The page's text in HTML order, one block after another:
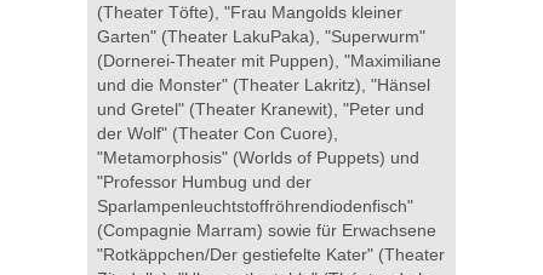
(Theater Töfte), "Frau Mangolds kleiner
Garten" (Theater LakuPaka), "Superwurm"
(Dornerei-Theater mit Puppen), "Maximiliane
und die Monster" (Theater Lakritz), "Hänsel
und Gretel" (Theater Kranewit), "Peter und
der Wolf" (Theater Con Cuore),
"Metamorphosis" (Worlds of Puppets) und
"Professor Humbug und der
Sparlampenleuchtstoffröhrendiodenfisch"
(Compagnie Marram) sowie für Erwachsene
"Rotkäppchen/Der gestiefelte Kater" (Theater